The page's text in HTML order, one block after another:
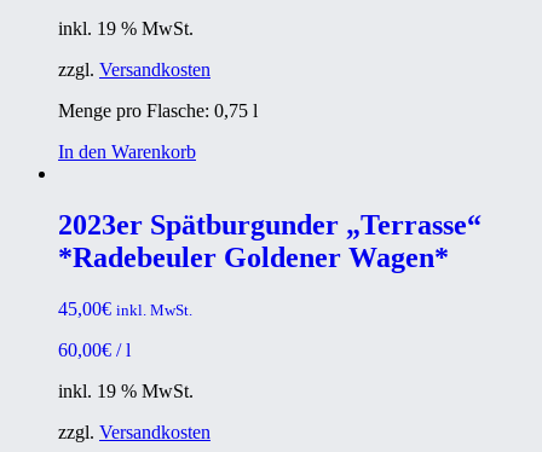
inkl. 19 % MwSt.
zzgl. Versandkosten
Menge pro Flasche: 0,75 l
In den Warenkorb
2023er Spätburgunder „Terrasse“
*Radebeuler Goldener Wagen*
45,00€ inkl. MwSt.
60,00€ /l
inkl. 19 % MwSt.
zzgl. Versandkosten